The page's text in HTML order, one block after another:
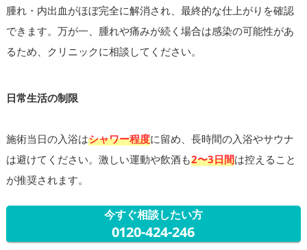
腫れ・内出血がほぼ完全に解消され、最終的な仕上がりを確認
できます。万が一、腫れや痛みが続く場合は感染の可能性があ
るため、クリニックに相談してください。
日常生活の制限
施術当日の入浴はシャワー程度に留め、長時間の入浴やサウナ
は避けてください。激しい運動や飲酒も2〜3日間は控えること
が推奨されます。
今すぐ相談したい方
0120-424-246